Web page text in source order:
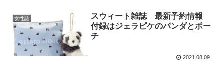
女性誌
スウィート雑誌 最新予約情報
付録はジェラピケのパンダとポー
チ
2021.08.09